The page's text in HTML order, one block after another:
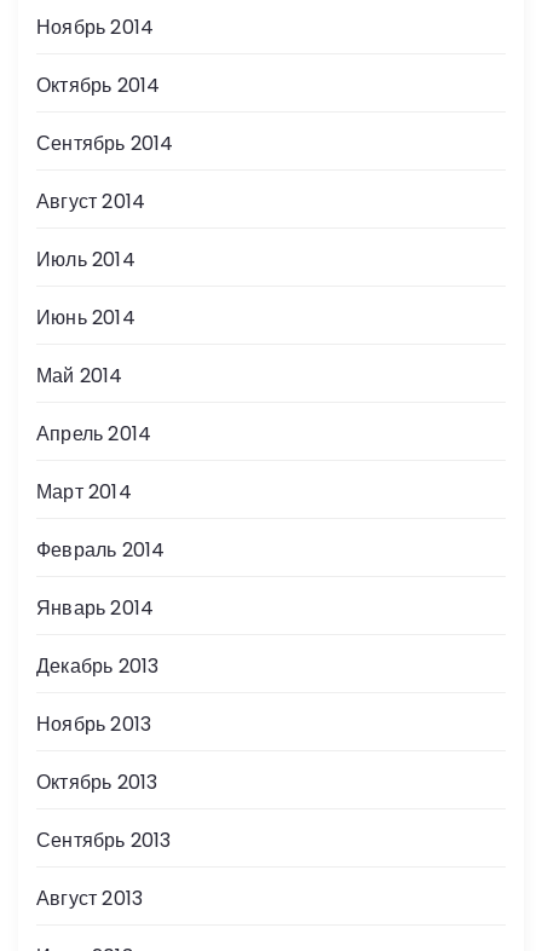
Ноябрь 2014
Октябрь 2014
Сентябрь 2014
Август 2014
Июль 2014
Июнь 2014
Май 2014
Апрель 2014
Март 2014
Февраль 2014
Январь 2014
Декабрь 2013
Ноябрь 2013
Октябрь 2013
Сентябрь 2013
Август 2013